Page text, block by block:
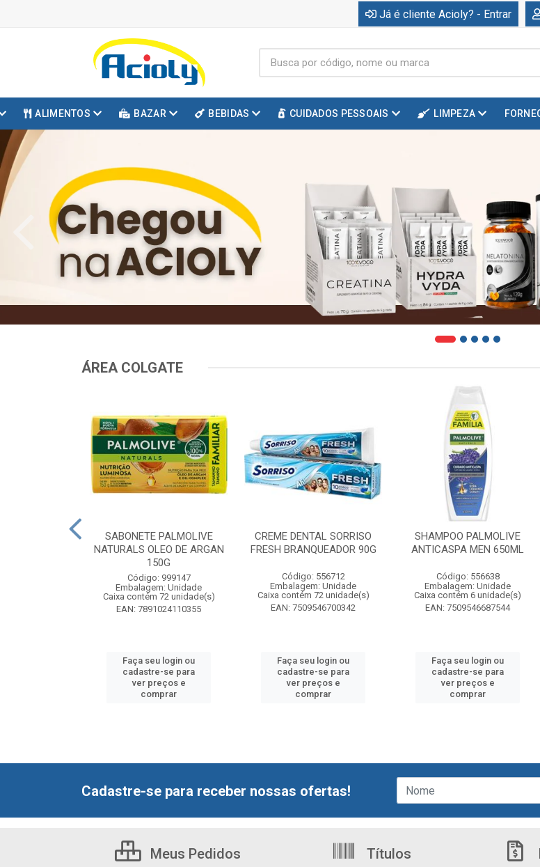
Já é cliente Acioly? - Entrar
ALIMENTOS BAZAR BEBIDAS CUIDADOS PESSOAIS LIMPEZA
ÁREA COLGATE
SABONETE PALMOLIVE
NATURALS OLEO DE ARGAN
150G
Código: 999147
Embalagem: Unidade
Caixa contém 72 unidade(s)
EAN: 7891024110355
Faça seu login ou
cadastre-se para
ver preços e
comprar
CREME DENTAL SORRISO
FRESH BRANQUEADOR 90G
Código: 556712
Embalagem: Unidade
Caixa contém 72 unidade(s)
EAN: 7509546700342
Faça seu login ou
cadastre-se para
ver preços e
comprar
SHAMPOO PALMOLIVE
ANTICASPA MEN 650ML
Código: 556638
Embalagem: Unidade
Caixa contém 6 unidade(s)
EAN: 7509546687544
Faça seu login ou
cadastre-se para
ver preços e
comprar
Cadastre-se para receber nossas ofertas!
Meus Pedidos Títulos